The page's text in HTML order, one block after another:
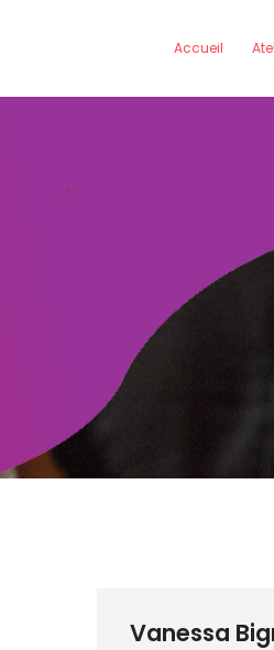
Accueil
Vanessa